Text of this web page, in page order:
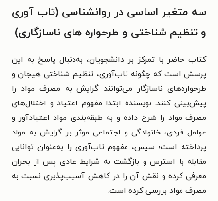
سه متغیر اساسی در روانشناسی (تاب آوری
و تنظیم شناختی و طرحواره های ناسازگاری)
کتاب حاضر با تمرکز بر دانشجویان، به‌دنبال پاسخ به این
پرسش است که چگونه تاب‌آوری، تنظیم شناختی هیجان و
طرحواره‌های ناسازگار می‌توانند گرایش به مصرف مواد را
پیش‌بینی کنند. نویسنده ابتدا مفهوم اعتیاد و اختلال‌های
مصرف مواد را شرح داده و به طبقه‌بندی مواد اعتیادآور و
عوامل فردی، خانوادگی و اجتماعی موثر بر گرایش به مواد
پرداخته است؛ سپس، مفهوم تاب‌آوری را به‌عنوان توانایی
مقابله با استرس و بازگشت به شرایط عادی پس از بحران
معرفی کرده و نقش آن را در کاهش آسیب‌پذیری نسبت به
مصرف مواد بررسی کرده است.